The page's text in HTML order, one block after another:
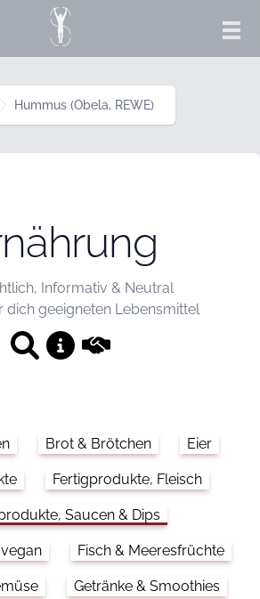
Hummus (Obela, REWE)
Informativ & Neutral
dich geeigneten Lebensmittel
Brot & Brötchen Eier
Fertigprodukte, Fleisch
Saucen & Dips
Fisch & Meeresfrüchte
Getränke & Smoothies